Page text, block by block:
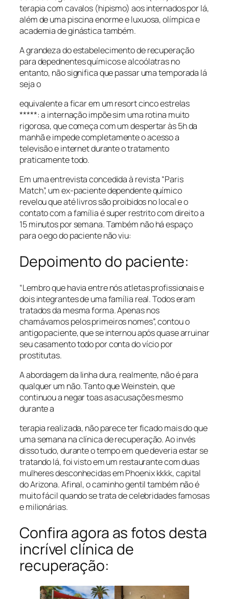
terapia com cavalos (hipismo) aos internados por lá,
além de uma piscina enorme e luxuosa, olímpica e
academia de ginástica também.
A grandeza do estabelecimento de recuperação
para depednentes químicos e alcoólatras no
entanto, não significa que passar uma temporada lá
seja o
equivalente a ficar em um resort cinco estrelas
*****: a internação impõe sim uma rotina muito
rigorosa, que começa com um despertar às 5h da
manhã e impede completamente o acesso a
televisão e internet durante o tratamento
praticamente todo.
Em uma entrevista concedida à revista “Paris
Match”, um ex-paciente dependente químico
revelou que até livros são proibidos no local e o
contato com a família é super restrito com direito a
15 minutos por semana. Também não há espaço
para o ego do paciente não viu:
Depoimento do paciente:
“Lembro que havia entre nós atletas profissionais e
dois integrantes de uma família real. Todos eram
tratados da mesma forma. Apenas nos
chamávamos pelos primeiros nomes”, contou o
antigo paciente, que se internou após quase arruinar
seu casamento todo por conta do vício por
prostitutas.
A abordagem da linha dura, realmente, não é para
qualquer um não. Tanto que Weinstein, que
continuou a negar toas as acusações mesmo
durante a
terapia realizada, não parece ter ficado mais do que
uma semana na clínica de recuperação. Ao invés
disso tudo, durante o tempo em que deveria estar se
tratando lá, foi visto em um restaurante com duas
mulheres desconhecidas em Phoenix kkkk, capital
do Arizona. Afinal, o caminho gentil também não é
muito fácil quando se trata de celebridades famosas
e milionárias.
Confira agora as fotos desta
incrível clínica de
recuperação: